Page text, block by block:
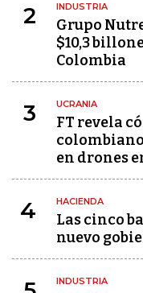
2 INDUSTRIA
Grupo
$10,3
Colombia
3 UCRANIA
FT revela
en drones
4 HACIENDA
Las cinco
nuevo
INDUSTRIA